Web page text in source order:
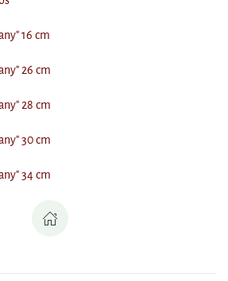
16 cm
26 cm
28 cm
30 cm
34 cm